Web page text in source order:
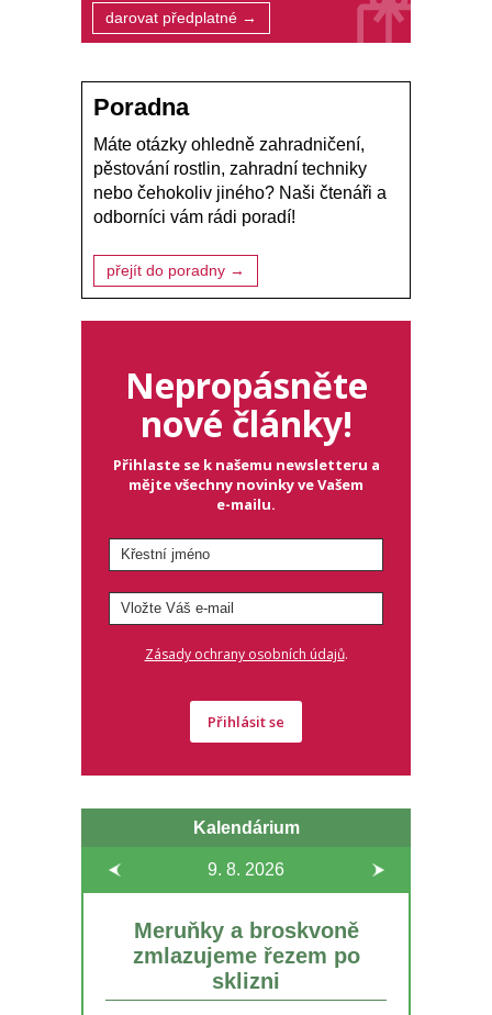
darovat předplatné →
Poradna
Máte otázky ohledně zahradničení,
pěstování rostlin, zahradní techniky
nebo čehokoliv jiného? Naši čtenáři a
odborníci vám rádi poradí!
přejít do poradny →
Nepropásněte
nové články!
Přihlaste se k našemu newsletteru a
mějte všechny novinky ve Vašem
e-mailu.
Zásady ochrany osobních údajů.
Přihlásit se
Kalendárium
9. 8. 2026
Meruňky a broskvoně
zmlazujeme řezem po
sklizni